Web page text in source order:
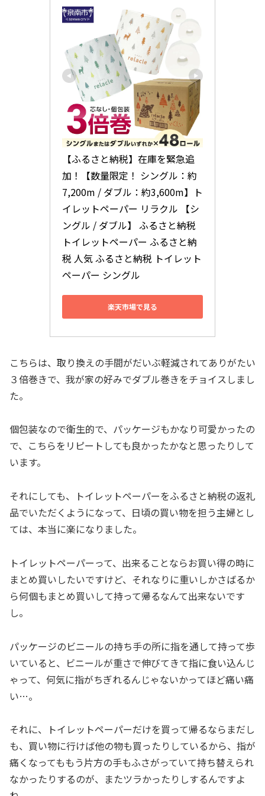
【ふるさと納税】在庫を緊急追
加！【数量限定！ シングル：約
7,200m / ダブル：約3,600m】ト
イレットペーパー リラクル 【シ
ングル / ダブル】 ふるさと納税
トイレットペーパー ふるさと納
税 人気 ふるさと納税 トイレット
ペーパー シングル
楽天市場で見る
こちらは、取り換えの手間がだいぶ軽減されてありがたい
３倍巻きで、我が家の好みでダブル巻きをチョイスしまし
た。
個包装なので衛生的で、パッケージもかなり可愛かったの
で、こちらをリピートしても良かったかなと思ったりして
います。
それにしても、トイレットペーパーをふるさと納税の返礼
品でいただくようになって、日頃の買い物を担う主婦とし
ては、本当に楽になりました。
トイレットペーパーって、出来ることならお買い得の時に
まとめ買いしたいですけど、それなりに重いしかさばるか
ら何個もまとめ買いして持って帰るなんて出来ないです
し。
パッケージのビニールの持ち手の所に指を通して持って歩
いていると、ビニールが重さで伸びてきて指に食い込んじ
ゃって、何気に指がちぎれるんじゃないかってほど痛い痛
い…。
それに、トイレットペーパーだけを買って帰るならまだし
も、買い物に行けば他の物も買ったりしているから、指が
痛くなってももう片方の手もふさがっていて持ち替えられ
なかったりするのが、またツラかったりしするんですよ